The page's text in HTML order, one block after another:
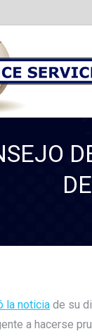
la noticia de su
a hacerse